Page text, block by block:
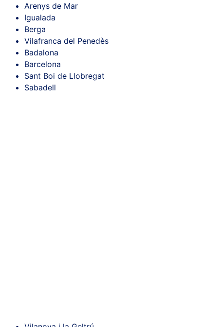
Arenys de Mar
Igualada
Berga
Vilafranca del Penedès
Badalona
Barcelona
Sant Boi de Llobregat
Sabadell